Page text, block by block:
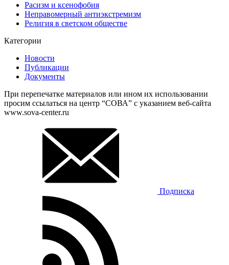
Расизм и ксенофобия
Неправомерный антиэкстремизм
Религия в светском обществе
Категории
Новости
Публикации
Документы
При перепечатке материалов или ином их использовании
просим ссылаться на центр “СОВА” с указанием веб-сайта
www.sova-center.ru
Подписка